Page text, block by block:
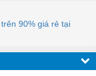
90% giá rẻ tại